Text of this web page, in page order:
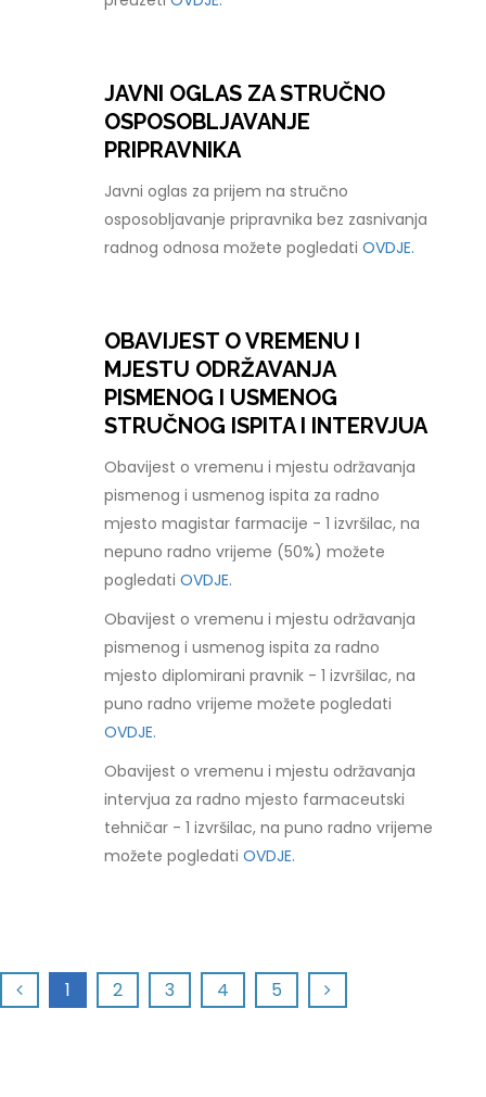
JAVNI OGLAS ZA STRUČNO
OSPOSOBLJAVANJE
PRIPRAVNIKA
Javni oglas za prijem na stručno
osposobljavanje pripravnika bez zasnivanja
radnog odnosa možete pogledatiOVDJE.
OBAVIJEST O VREMENU I
MJESTU ODRŽAVANJA
PISMENOG I USMENOG
STRUČNOG ISPITA I INTERVJUA
Obavijest o vremenu i mjestu održavanja
pismenog i usmenog ispita za radno
mjesto magistar farmacije - 1 izvršilac, na
nepuno radno vrijeme (50%) možete
pogledatiOVDJE.
Obavijest o vremenu i mjestu održavanja
pismenog i usmenog ispita za radno
mjesto diplomirani pravnik - 1 izvršilac, na
puno radno vrijeme možete pogledati
OVDJE.
Obavijest o vremenu i mjestu održavanja
intervjua za radno mjesto farmaceutski
tehničar - 1 izvršilac, na puno radno vrijeme
možete pogledatiOVDJE.
1 2 3 4 5